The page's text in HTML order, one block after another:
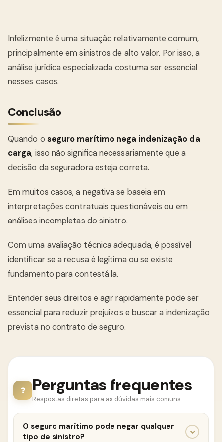
Infelizmente é uma situação relativamente comum,
principalmente em sinistros de alto valor. Por isso, a
análise jurídica especializada costuma ser essencial
nesses casos.
Conclusão
Quando o seguro marítimo nega indenização da
carga, isso não significa necessariamente que a
decisão da seguradora esteja correta.
Em muitos casos, a negativa se baseia em
interpretações contratuais questionáveis ou em
análises incompletas do sinistro.
Com uma avaliação técnica adequada, é possível
identificar se a recusa é legítima ou se existe
fundamento para contestá la.
Entender seus direitos e agir rapidamente pode ser
essencial para reduzir prejuízos e buscar a indenização
prevista no contrato de seguro.
Perguntas frequentes
Respostas diretas para as dúvidas mais comuns
O seguro marítimo pode negar qualquer
tipo de sinistro?